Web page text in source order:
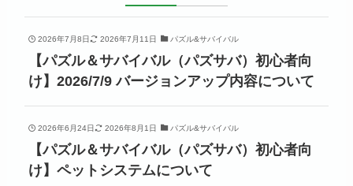
2026年7月8日 2026年7月11日 パズル&サバイバル
【パズル＆サバイバル（パズサバ）初心者向
け】2026/7/9 バージョンアップ内容について
2026年6月24日 2026年8月1日 パズル&サバイバル
【パズル＆サバイバル（パズサバ）初心者向
け】ペットシステムについて